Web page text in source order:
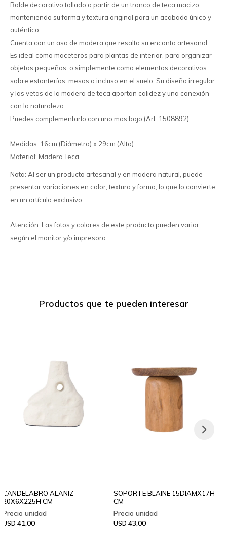
Balde decorativo tallado a partir de un tronco de teca macizo,
manteniendo su forma y textura original para un acabado único y
auténtico.
Cuenta con un asa de madera que resalta su encanto artesanal.
Es ideal como maceteros para plantas de interior, para organizar
objetos pequeños, o simplemente como elementos decorativos
sobre estanterías, mesas o incluso en el suelo. Su diseño irregular
y las vetas de la madera de teca aportan calidez y una conexión
con la naturaleza.
Puedes complementarlo con uno mas bajo (Art. 1508892)
Medidas: 16cm (Diámetro) x 29cm (Alto)
Material: Madera Teca.
Nota: Al ser un producto artesanal y en madera natural, puede
presentar variaciones en color, textura y forma, lo que lo convierte
en un artículo exclusivo.
Atención: Las fotos y colores de este producto pueden variar
según el monitor y/o impresora.
Productos que te pueden interesar
CANDELABRO ALANIZ
20X6X225H CM
USD 41,00
SOPORTE BLAINE 15DIAMX17H
CM
USD 43,00